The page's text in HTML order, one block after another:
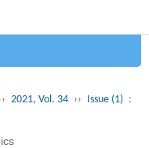
2021, Vol. 34 ›› Issue (1) :